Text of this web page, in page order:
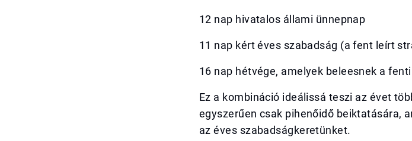
12 nap hivatalos állami ünnepnap
11 nap kért éves szabadság (a fent leírt
16 nap hétvége, amelyek beleesnek a
Ez a kombináció ideálissá teszi az évet
egyszerűen csak pihenőidő beiktatására,
az éves szabadságkeretünket.